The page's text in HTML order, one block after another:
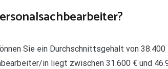
Sie ein Durchschnittsgehalt von 38.400
in liegt zwischen 31.600 € und